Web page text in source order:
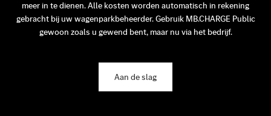
meer in te dienen. Alle kosten worden automatisch in rekening
gebracht bij uw wagenparkbeheerder. Gebruik MB.CHARGE Public
gewoon zoals u gewend bent, maar nu via het bedrijf.
Aan de slag